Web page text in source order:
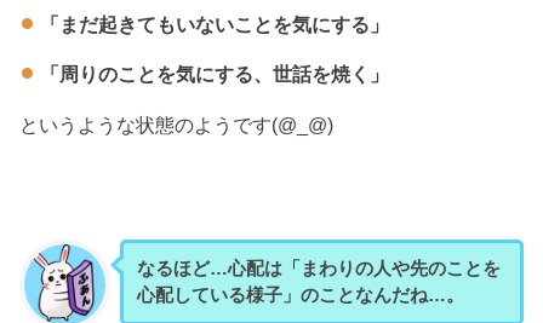
「まだ起きてもいないことを気にする」
「周りのことを気にする、世話を焼く」
というような状態のようです(@_@)
なるほど…心配は「まわりの人や先のことを
心配している様子」のことなんだね…。